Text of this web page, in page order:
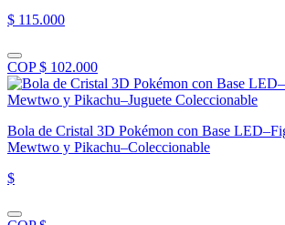
$ 115.000
COP $ 102.000
Bola de Cristal 3D Pokémon con Base
Mewtwo y Pikachu–Coleccionable
$